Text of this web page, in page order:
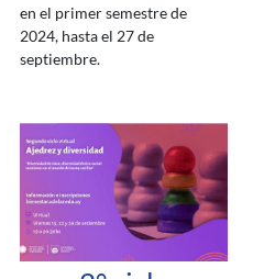
en el primer semestre de
2024, hasta el 27 de
septiembre.